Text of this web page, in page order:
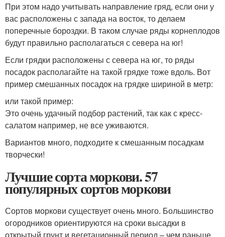
При этом надо учитывать направление гряд, если они у
вас расположены с запада на восток, то делаем
поперечные бороздки. В таком случае ряды корнеплодов
будут правильно располагаться с севера на юг!
Если грядки расположены с севера на юг, то ряды
посадок располагайте на такой грядке тоже вдоль. Вот
пример смешанных посадок на грядке шириной в метр:
или такой пример:
Это очень удачный подбор растений, так как с кресс-
салатом например, не все уживаются.
Вариантов много, подходите к смешанным посадкам
творчески!
Лучшие сорта моркови. 57
популярных сортов моркови
Сортов моркови существует очень много. Большинство
огородников ориентируются на сроки высадки в